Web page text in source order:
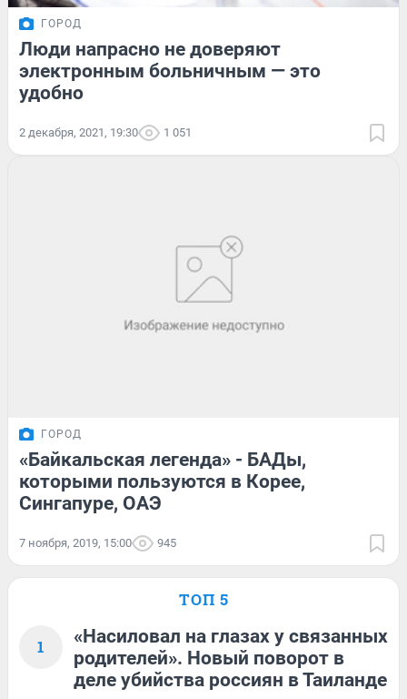
ГОРОД
Люди напрасно не доверяют
электронным больничным — это
удобно
2 декабря, 2021, 19:30 1 051
ГОРОД
«Байкальская легенда» - БАДы,
которыми пользуются в Корее,
Сингапуре, ОАЭ
7 ноября, 2019, 15:00 945
ТОП 5
1
«Насиловал на глазах у связанных
родителей». Новый поворот в
деле убийства россиян в Таиланде